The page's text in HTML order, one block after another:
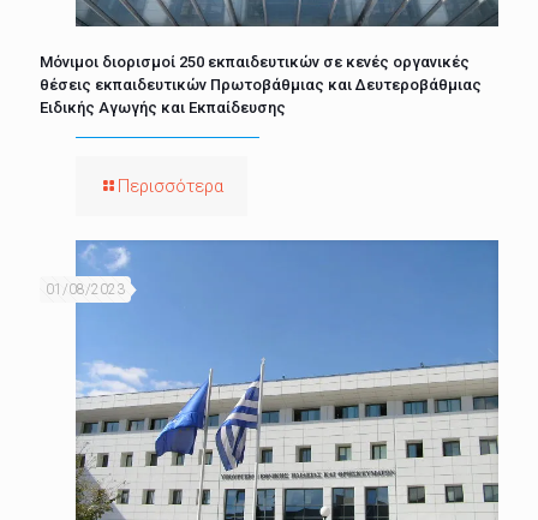
Μόνιμοι διορισμοί 250 εκπαιδευτικών σε κενές οργανικές
θέσεις εκπαιδευτικών Πρωτοβάθμιας και Δευτεροβάθμιας
Ειδικής Αγωγής και Εκπαίδευσης
Περισσότερα
01/08/2023